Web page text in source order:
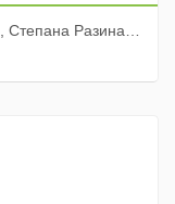
проспект, 16а